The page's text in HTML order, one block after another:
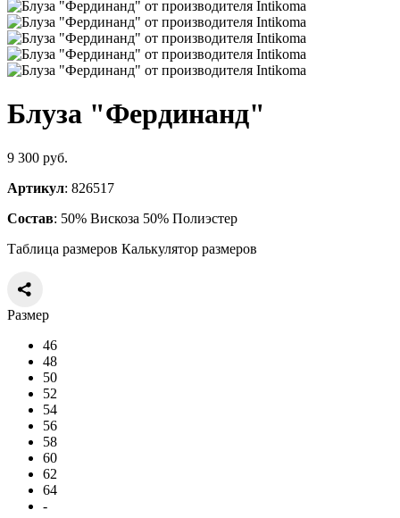
Блуза "Фердинанд"
9 300 руб.
Артикул: 826517
Состав: 50% Вискоза 50% Полиэстер
Таблица размеров Калькулятор размеров
Размер
46
48
50
52
54
56
58
60
62
64
-